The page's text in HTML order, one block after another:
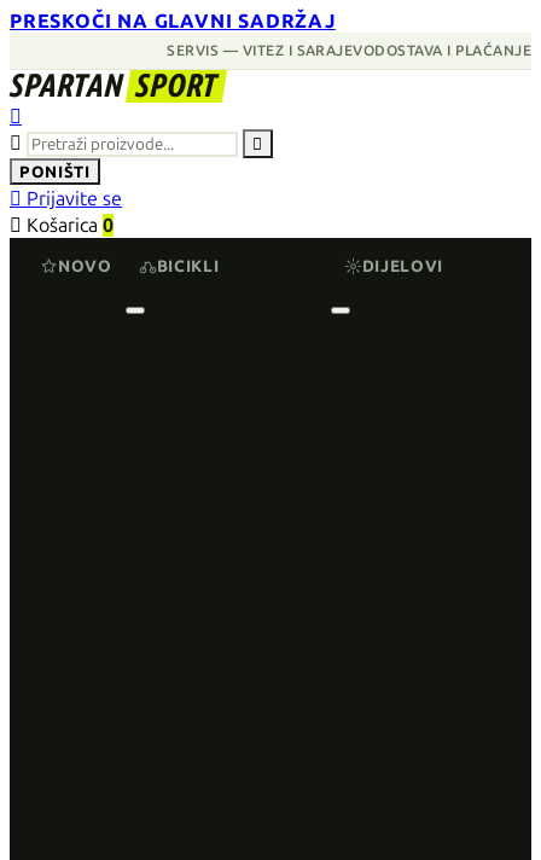
PRESKOČI NA GLAVNI SADRŽAJ
SERVIS — VITEZ I SARAJEVODOSTAVA I PLAĆANJE
SPARTAN SPORT



PONIŠTI
 Prijavite se
 Košarica 0
NOVO BICIKLI DIJELOVI